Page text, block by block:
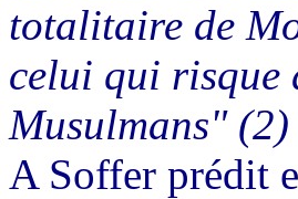
totalitaire de
celui qui risque
Musulmans" (2)
A Soffer prédit